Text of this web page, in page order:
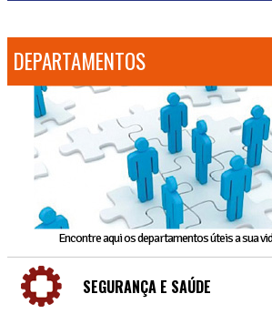
DEPARTAMENTOS
Encontre aqui os departamentos úteis a sua
SEGURANÇA E SAÚDE